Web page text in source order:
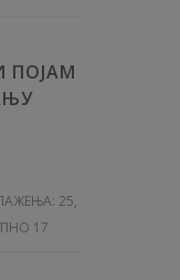
ПОЈАМ
25,
17